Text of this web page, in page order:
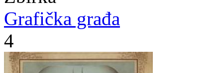
Grafička građa
4